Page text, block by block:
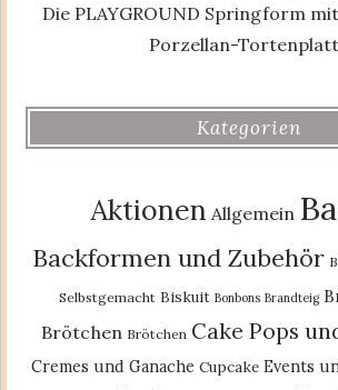
Die PLAYGROUND Springform
Porzellan-
Kategorien
Aktionen Allgemein
Backformen und Zubehör
Selbstgemacht Biskuit Bonbons Brandteig
Brötchen Brötchen Cake Pops
Cremes und Ganache Cupcake Events